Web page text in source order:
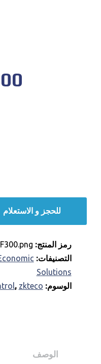
للحجز و الاستعلام
رمز المنتج:
التصنيفات:
Solutions
الوسوم:
, zkteco
الوصف